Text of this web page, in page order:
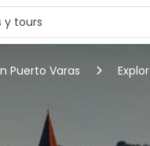
Puerto Varas